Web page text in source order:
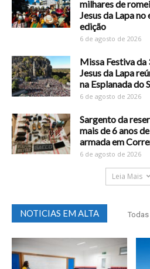
milhares de
Jesus da Lapa
edição
6 de agosto de 2026
Missa Festiva da
Jesus da Lapa
na Esplanada do
6 de agosto de 2026
Sargento da
mais de 6 anos
armada em
6 de agosto de 2026
Leia Mais
NOTICIAS EM ALTA Todas